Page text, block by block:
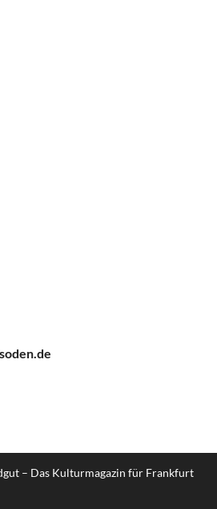
– Das Kulturmagazin für Frankfurt